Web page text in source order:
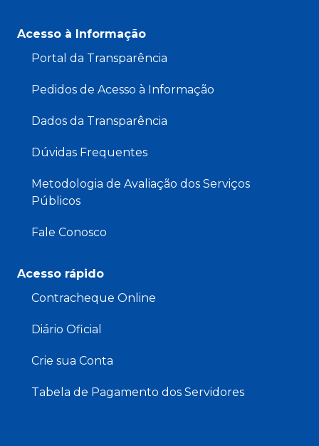
Acesso à Informação
Portal da Transparência
Pedidos de Acesso à Informação
Dados da Transparência
Dúvidas Frequentes
Metodologia de Avaliação dos Serviços
Públicos
Fale Conosco
Acesso rápido
Contracheque Online
Diário Oficial
Crie sua Conta
Tabela de Pagamento dos Servidores